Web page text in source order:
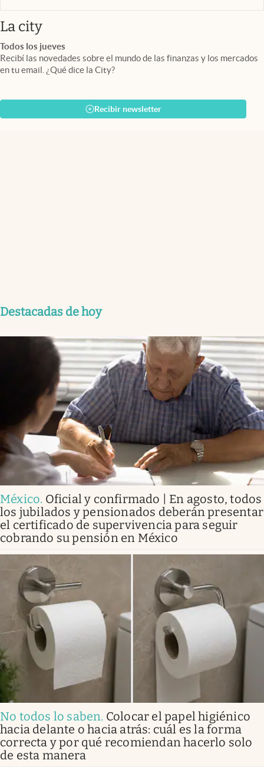
La cityabre en nueva pestaña
Todos los jueves
Recibí las novedades sobre el mundo de las finanzas y los mercados
en tu email. ¿Qué dice la City?
Recibir newsletter
Destacadas de hoy
México. Oficial y confirmado | En agosto, todos
los jubilados y pensionados deberán presentar
el certificado de supervivencia para seguir
cobrando su pensión en México
No todos lo saben. Colocar el papel higiénico
hacia delante o hacia atrás: cuál es la forma
correcta y por qué recomiendan hacerlo solo
de esta manera